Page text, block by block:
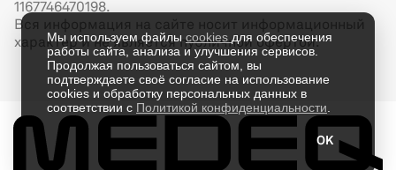
1167746470198.
Вся информация на сайте носит информационный
характер и не является публичной офертой.
Мы используем файлыcookies для обеспечения
работы сайта, анализа и улучшения сервисов.
Продолжая пользоваться сайтом, вы
подтверждаете своё согласие на использование
cookies и обработку персональных данных в
соответствии с Политикой конфиденциальности
OK